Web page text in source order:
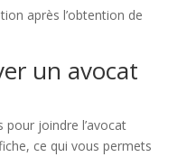
après l’obtention de
un avocat
joindre l’avocat
ce qui vous permets